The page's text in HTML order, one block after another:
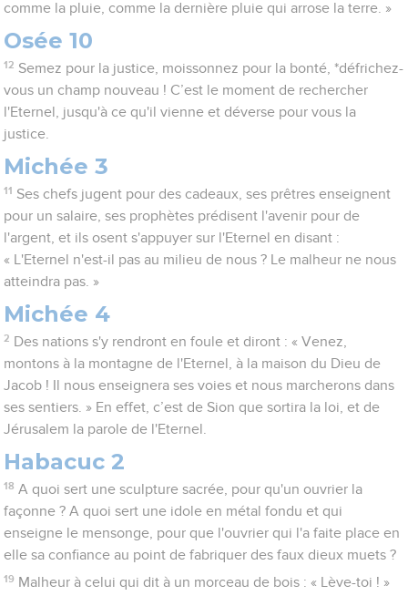
comme la pluie, comme la dernière pluie qui arrose la terre. »
Osée 10
12 Semez pour la justice, moissonnez pour la bonté, *défrichez-
vous un champ nouveau ! C’est le moment de rechercher
l'Eternel, jusqu'à ce qu'il vienne et déverse pour vous la
justice.
Michée 3
11 Ses chefs jugent pour des cadeaux, ses prêtres enseignent
pour un salaire, ses prophètes prédisent l'avenir pour de
l'argent, et ils osent s'appuyer sur l'Eternel en disant :
« L'Eternel n'est-il pas au milieu de nous ? Le malheur ne nous
atteindra pas. »
Michée 4
2 Des nations s'y rendront en foule et diront : « Venez,
montons à la montagne de l'Eternel, à la maison du Dieu de
Jacob ! Il nous enseignera ses voies et nous marcherons dans
ses sentiers. » En effet, c’est de Sion que sortira la loi, et de
Jérusalem la parole de l'Eternel.
Habacuc 2
18 A quoi sert une sculpture sacrée, pour qu'un ouvrier la
façonne ? A quoi sert une idole en métal fondu et qui
enseigne le mensonge, pour que l'ouvrier qui l'a faite place en
elle sa confiance au point de fabriquer des faux dieux muets ?
19 Malheur à celui qui dit à un morceau de bois : « Lève-toi ! »